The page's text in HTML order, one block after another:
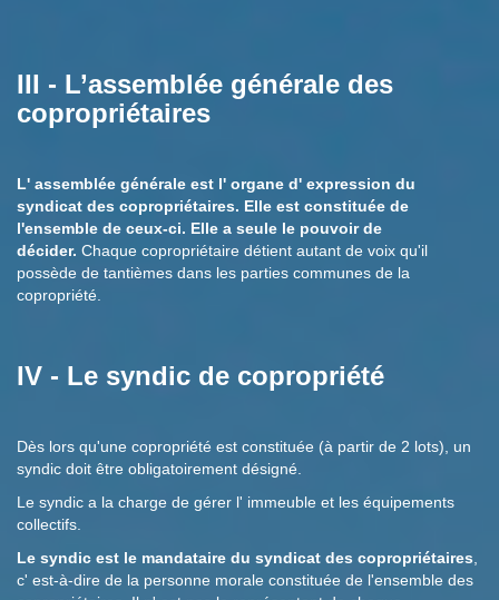
III - L’assemblée générale des
copropriétaires
L' assemblée générale est l' organe d' expression du
syndicat des copropriétaires. Elle est constituée de
l'ensemble de ceux-ci. Elle a seule le pouvoir de
décider. Chaque copropriétaire détient autant de voix qu'il
possède de tantièmes dans les parties communes de la
copropriété.
IV - Le syndic de copropriété
Dès lors qu'une copropriété est constituée (à partir de 2 lots), un
syndic doit être obligatoirement désigné.
Le syndic a la charge de gérer l' immeuble et les équipements
collectifs.
Le syndic est le mandataire du syndicat des copropriétaires
c' est-à-dire de la personne morale constituée de l'ensemble des